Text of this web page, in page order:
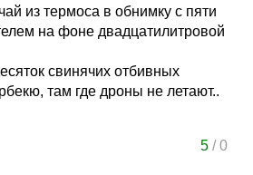
из термоса в обнимку с пяти
на фоне двадцатилитровой
свинячих отбивных
там где дроны не летают..
5/0